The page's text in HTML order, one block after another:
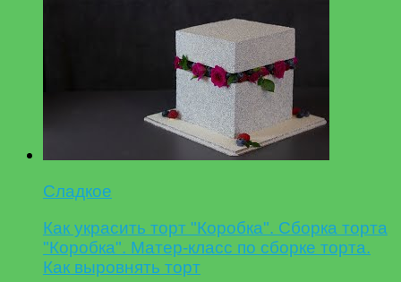
Сладкое
Как украсить торт "Коробка". Сборка торта
"Коробка". Матер-класс по сборке торта.
Как выровнять торт